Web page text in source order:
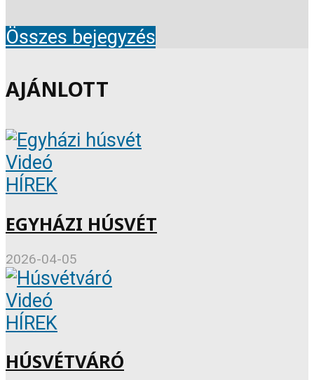
Összes bejegyzés
AJÁNLOTT
Videó
HÍREK
EGYHÁZI HÚSVÉT
2026-04-05
Videó
HÍREK
HÚSVÉTVÁRÓ